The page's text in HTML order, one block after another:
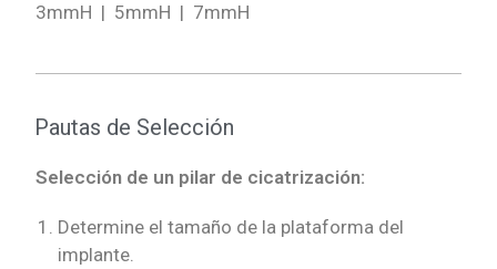
3mmH | 5mmH | 7mmH
Pautas de Selección
Selección de un pilar de cicatrización:
Determine el tamaño de la plataforma del
implante.